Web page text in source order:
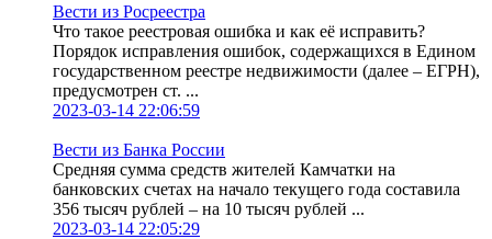
Вести из Росреестра
Что такое реестровая ошибка и как её исправить?
Порядок исправления ошибок, содержащихся в Едином
государственном реестре недвижимости (далее – ЕГРН),
предусмотрен ст. ...
2023-03-14 22:06:59
Вести из Банка России
Средняя сумма средств жителей Камчатки на
банковских счетах на начало текущего года составила
356 тысяч рублей – на 10 тысяч рублей ...
2023-03-14 22:05:29